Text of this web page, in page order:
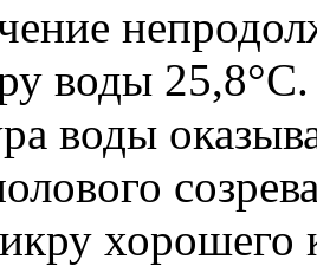
воды 25,8°С.
воды
хорошего